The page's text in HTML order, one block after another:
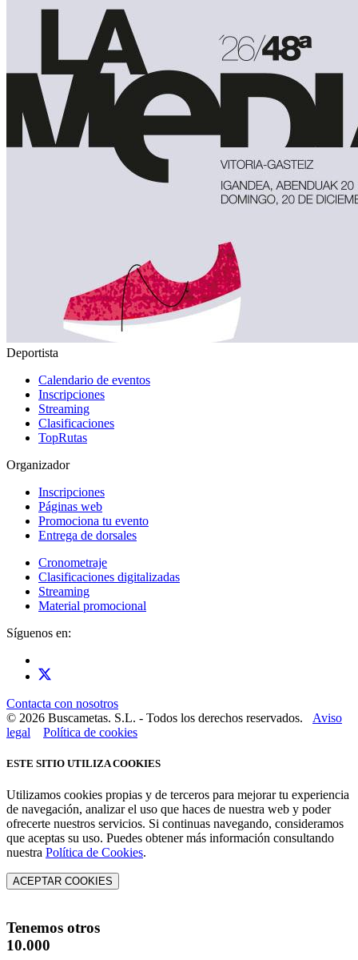
Deportista
Calendario de eventos
Inscripciones
Streaming
Clasificaciones
TopRutas
Organizador
Inscripciones
Páginas web
Promociona tu evento
Entrega de dorsales
Cronometraje
Clasificaciones digitalizadas
Streaming
Material promocional
Síguenos en:
Contacta con nosotros
© 2026 Buscametas. S.L. - Todos los derechos reservados. Aviso
legal
Política de cookies
ESTE SITIO UTILIZA COOKIES
Utilizamos cookies propias y de terceros para mejorar tu experiencia
de navegación, analizar el uso que haces de nuestra web y poder
ofrecerte nuestros servicios. Si continuas navegando, consideramos
que aceptas su uso. Puedes obtener más información consultando
nuestra Política de Cookies.
ACEPTAR COOKIES
Tenemos otros
10.000